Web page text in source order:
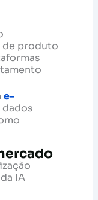
produto
e-
IA